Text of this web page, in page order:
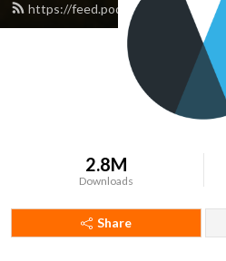
https://feed.podbean.com/
2.8M
Downloads
Share